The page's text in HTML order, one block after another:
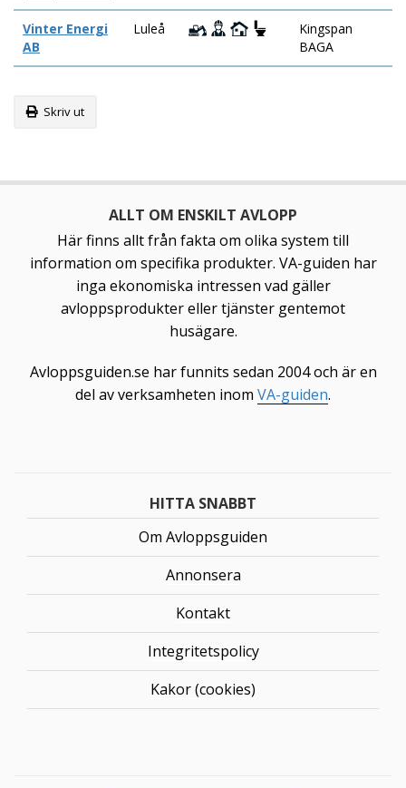
Vinter Energi
AB
Luleå
Kingspan
BAGA
Skriv ut
ALLT OM ENSKILT AVLOPP
Här finns allt från fakta om olika system till
information om specifika produkter. VA-guiden har
inga ekonomiska intressen vad gäller
avloppsprodukter eller tjänster gentemot
husägare.
Avloppsguiden.se har funnits sedan 2004 och är en
del av verksamheten inom VA-guiden.
HITTA SNABBT
Om Avloppsguiden
Annonsera
Kontakt
Integritetspolicy
Kakor (cookies)